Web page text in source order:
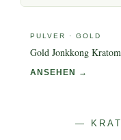
PULVER · GOLD
Gold Jonkkong
ANSEHEN →
—